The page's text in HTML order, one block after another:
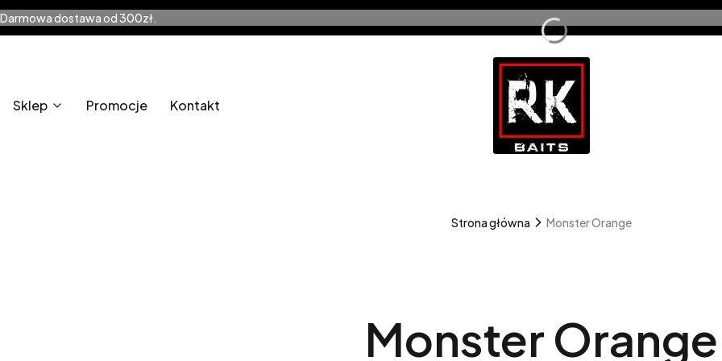
Darmowa dostawa od 300zł.
Sklep Promocje Kontakt
Strona główna Monster Orange
Monster Orange